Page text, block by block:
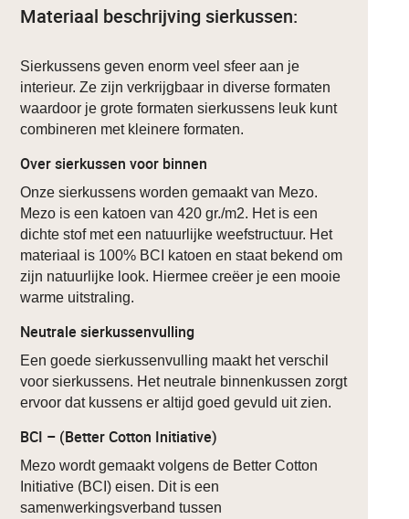
Materiaal beschrijving sierkussen:
Sierkussens geven enorm veel sfeer aan je
interieur. Ze zijn verkrijgbaar in diverse formaten
waardoor je grote formaten sierkussens leuk kunt
combineren met kleinere formaten.
Over sierkussen voor binnen
Onze sierkussens worden gemaakt van Mezo.
Mezo is een katoen van 420 gr./m2. Het is een
dichte stof met een natuurlijke weefstructuur. Het
materiaal is 100% BCI katoen en staat bekend om
zijn natuurlijke look. Hiermee creëer je een mooie
warme uitstraling.
Neutrale sierkussenvulling
Een goede sierkussenvulling maakt het verschil
voor sierkussens. Het neutrale binnenkussen zorgt
ervoor dat kussens er altijd goed gevuld uit zien.
BCI – (Better Cotton Initiative)
Mezo wordt gemaakt volgens de Better Cotton
Initiative (BCI) eisen. Dit is een
samenwerkingsverband tussen